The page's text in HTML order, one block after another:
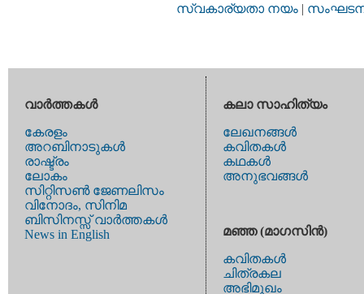
സ്വകാര്യതാ നയം |
വാര്‍ത്തകള്‍
കേരളം
അറബിനാടുകള്‍
രാഷ്ട്രം
ലോകം
സിറ്റിസണ്‍ ജേണലിസം
വിനോദം, സിനിമ
ബിസിനസ്സ് വാര്‍ത്തകള്‍
News in English
കലാ സാഹിത്യം
ലേഖനങ്ങള്‍
കവിതകള്‍
കഥകള്‍
അനുഭവങ്ങള്‍
മഞ്ഞ (മാഗസിന്‍)
കവിതകള്‍
ചിത്രകല
അഭിമുഖം